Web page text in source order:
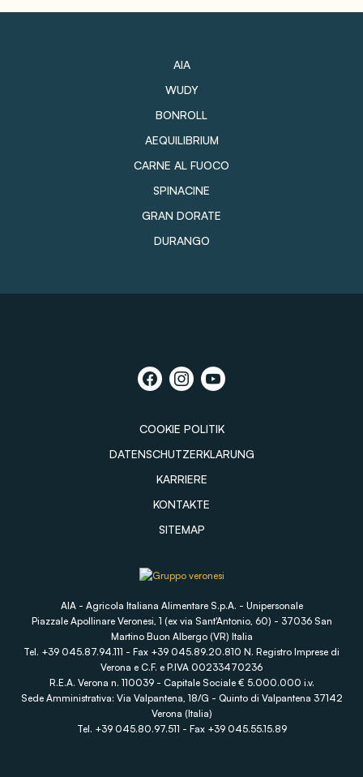
AIA
WUDY
BONROLL
AEQUILIBRIUM
CARNE AL FUOCO
SPINACINE
GRAN DORATE
DURANGO
COOKIE POLITIK
DATENSCHUTZERKLARUNG
KARRIERE
KONTAKTE
SITEMAP
AIA - Agricola Italiana Alimentare S.p.A. - Unipersonale
Piazzale Apollinare Veronesi, 1 (ex via Sant'Antonio, 60) - 37036 San
Martino Buon Albergo (VR) Italia
Tel. +39 045.87.94.111 - Fax +39 045.89.20.810 N. Registro Imprese di
Verona e C.F. e P.IVA 00233470236
R.E.A. Verona n. 110039 - Capitale Sociale € 5.000.000 i.v.
Sede Amministrativa: Via Valpantena, 18/G - Quinto di Valpantena 37142
Verona (Italia)
Tel. +39 045.80.97.511 - Fax +39 045.55.15.89